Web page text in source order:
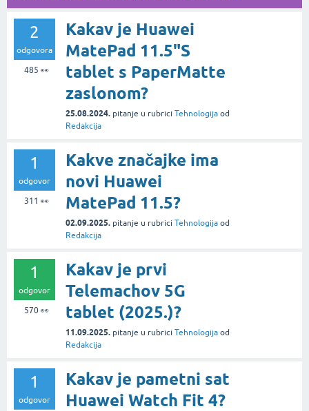
2
odgovora
485 👀
Kakav je Huawei
MatePad 11.5"S
tablet s PaperMatte
zaslonom?
25.08.2024. pitanje u rubrici Tehnologija od
Redakcija
1
odgovor
311 👀
Kakve značajke ima
novi Huawei
MatePad 11.5?
02.09.2025. pitanje u rubrici Tehnologija od
Redakcija
1
odgovor
570👀
Kakav je prvi
Telemachov 5G
tablet (2025.)?
11.09.2025. pitanje u rubrici Tehnologija od
Redakcija
1
odgovor
Kakav je pametni sat
Huawei Watch Fit 4?